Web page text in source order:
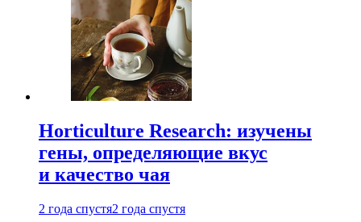
Horticulture Research: изучены
гены, определяющие вкус
и качество чая
2 года спустя2 года спустя